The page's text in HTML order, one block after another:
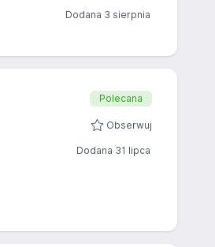
Dodana 3 sierpnia
Polecana
Obserwuj
Dodana 31 lipca